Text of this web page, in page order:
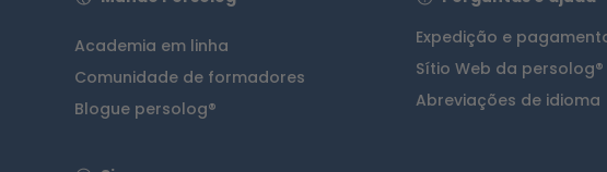
Academia em linha
Comunidade de formadores
Blogue persolog®
Expedição e
Sítio Web da persolog®
Abreviações de idioma